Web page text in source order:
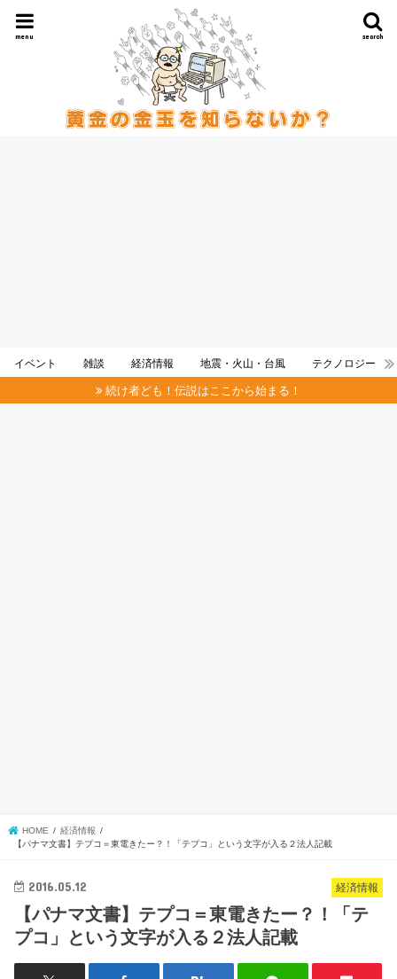
search
menu
イベント 雑談 経済情報 地震・火山・台風 テクノロジー
続け者ども！伝説はここから始まる！
HOME
経済情報
【パナマ文書】テプコ＝東電きたー？！「テプコ」という文字が入る２法人記載
経済情報
2016.05.12
【パナマ文書】テプコ＝東電きたー？！「テ
プコ」という文字が入る２法人記載